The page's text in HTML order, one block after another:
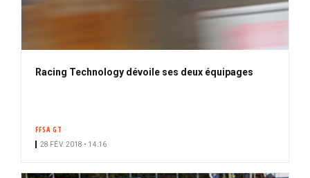
Racing Technology dévoile ses deux équipages
FFSA GT
28 FÉV. 2018 • 14:16